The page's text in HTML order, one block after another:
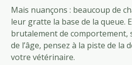
Mais nuançons : beaucoup de
leur gratte la base de la queue.
brutalement de
de l’âge, pensez à la piste de la
votre vétérinaire.